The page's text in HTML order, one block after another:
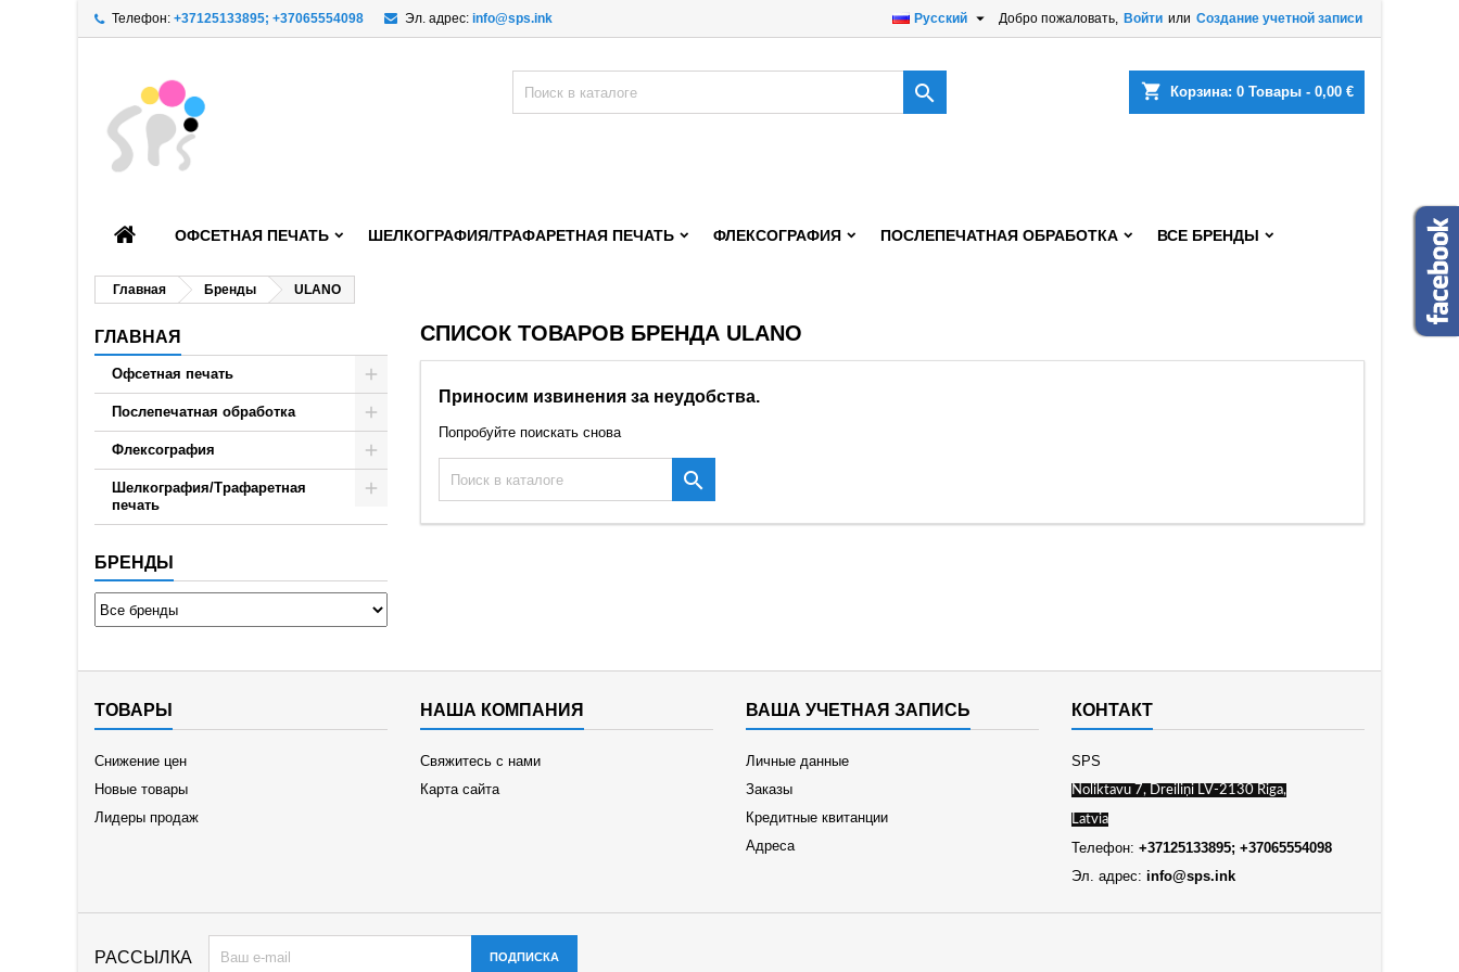
Телефон: +37125133895; +37065554098 Эл. адрес: info@sps.ink Добро пожаловать, Войти или Создание учетной записи
Русский 
shopping_cart Корзина: 0 Товары - 0,00 €

ОФСЕТНАЯ ПЕЧАТЬ ШЕЛКОГРАФИЯ/ТРАФАРЕТНАЯ ПЕЧАТЬ ФЛЕКСОГРАФИЯ ПОСЛЕПЕЧАТНАЯ ОБРАБОТКА ВСЕ БРЕНДЫ
Главная Бренды ULANO
ГЛАВНАЯ
Офсетная печать
Послепечатная обработка
Флексография
Шелкография/Трафаретная
печать
БРЕНДЫ
СПИСОК ТОВАРОВ БРЕНДА ULANO
Приносим извинения за неудобства.
Попробуйте поискать снова

ТОВАРЫ
Снижение цен
Новые товары
Лидеры продаж
НАША КОМПАНИЯ
Свяжитесь с нами
Карта сайта
ВАША УЧЕТНАЯ ЗАПИСЬ
Личные данные
Заказы
Кредитные квитанции
Адреса
КОНТАКТ
SPS
Noliktavu 7, Dreiliņi LV-2130 Riga,
Latvia
Телефон: +37125133895; +37065554098
Эл. адрес: info@sps.ink
Create new list
((confirmMessage))
Отмена Create wishlist
You need to be logged in to save products in your wishlist.
РАССЫЛКА